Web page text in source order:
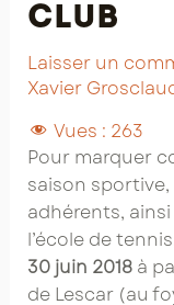
club
Laisser un
Xavier
Vues : 263
Pour marquer
saison sportive,
adhérents,
l’école de
30 juin 2018à
de Lescar (au